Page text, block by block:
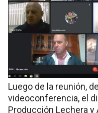
Luego de la reunión,
videoconferencia, el
Producción Lechera y